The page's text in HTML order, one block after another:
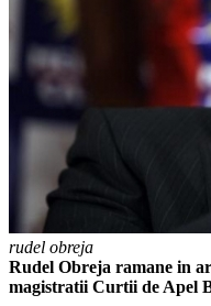
rudel obreja
Rudel Obreja ramane in
magistratii Curtii de Apel